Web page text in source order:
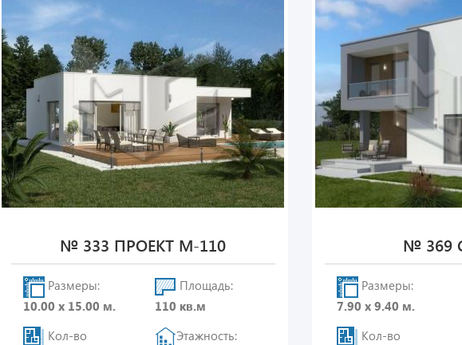
№ 333 ПРОЕКТ М-110
Размеры:
10.00 х 15.00 м.
Кол-во
Площадь:
110 кв.м
Этажность:
№ 369
Размеры:
7.90 х 9.40 м.
Кол-во